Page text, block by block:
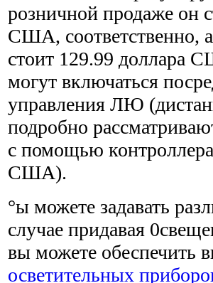
розничной продаже он
США, соответственно,
стоит 129.99
могут включаться
управления ЛЮ
подробно
с помощью
США).
°ы можете задавать
случае придавая
вы можете обеспечить
осветительных